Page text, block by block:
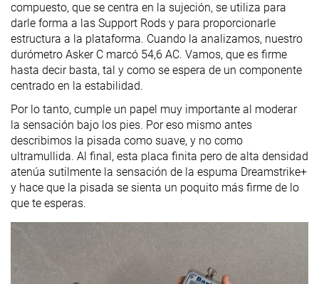
compuesto, que se centra en la sujeción, se utiliza para
darle forma a las Support Rods y para proporcionarle
estructura a la plataforma. Cuando la analizamos, nuestro
durómetro Asker C marcó 54,6 AC. Vamos, que es firme
hasta decir basta, tal y como se espera de un componente
centrado en la estabilidad.
Por lo tanto, cumple un papel muy importante al moderar
la sensación bajo los pies. Por eso mismo antes
describimos la pisada como suave, y no como
ultramullida. Al final, esta placa finita pero de alta densidad
atenúa sutilmente la sensación de la espuma Dreamstrike+
y hace que la pisada se sienta un poquito más firme de lo
que te esperas.